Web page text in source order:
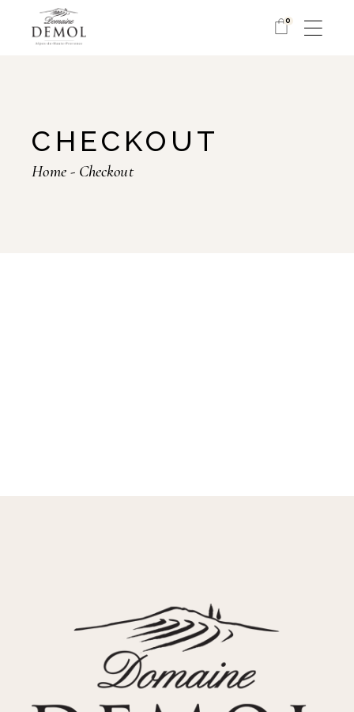
content
0
CHECKOUT
Home Checkout